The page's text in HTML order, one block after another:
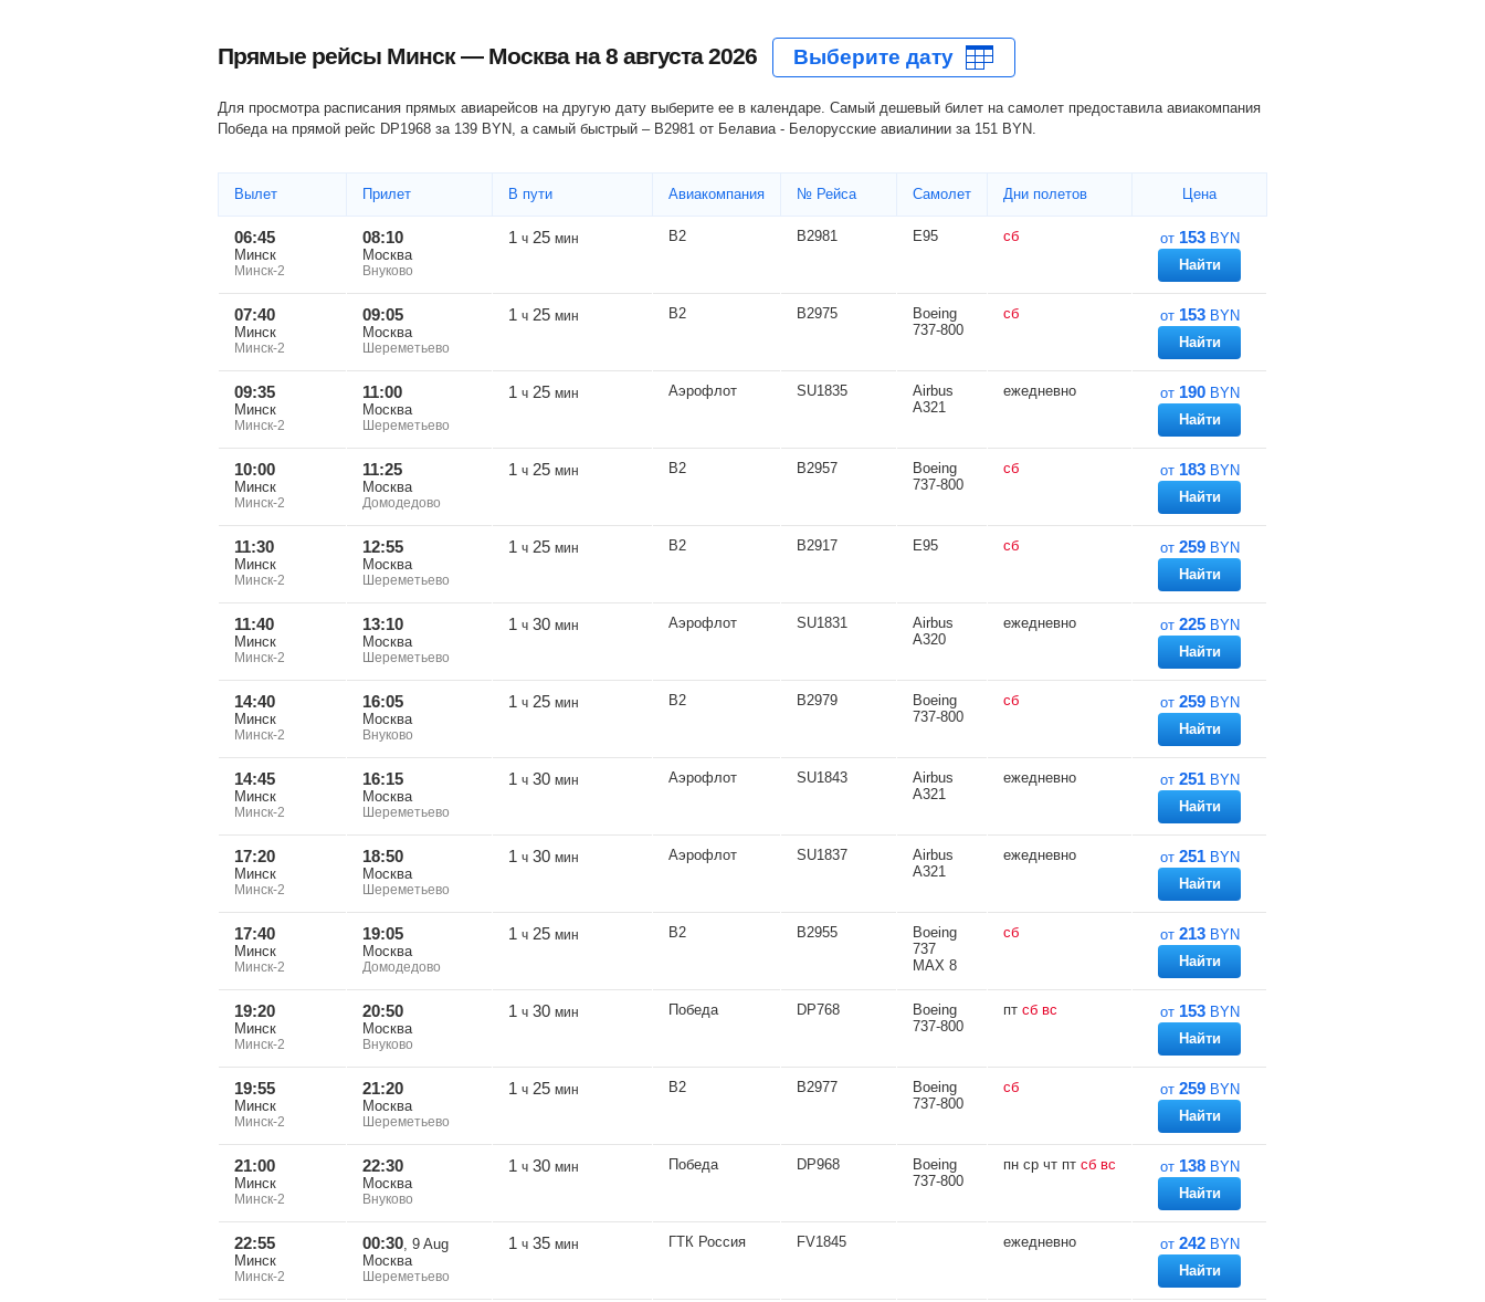
Прямые рейсы Минск — Москва на8 августа 2026
Для просмотра расписания прямых авиарейсов на другую дату выберите ее в календаре. Самый дешевый билет на самолет предоставила авиакомпания
Победа на прямой рейс DP1968 за 139 BYN, а самый быстрый – B2981 от Белавиа - Белорусские авиалинии за 151 BYN.
Вылет Прилет В пути Авиакомпания № Рейса Самолет Дни полетов Цена
06:45
Минск
Минск-2
08:10
Москва
Внуково
1 ч 25 мин В2 В2981 Е95 сб от 153 BYN
Найти
07:40
Минск
Минск-2
09:05
Москва
Шереметьево
1 ч 25 мин В2 В2975
Boeing
737-800
сб от 153 BYN
Найти
09:35
Минск
Минск-2
11:00
Москва
Шереметьево
1 ч 25 мин Аэрофлот SU1835
Airbus
A321
ежедневно от 190 BYN
Найти
10:00
Минск
Минск-2
11:25
Москва
Домодедово
1 ч 25 мин В2 В2957
Boeing
737-800
сб от 183 BYN
Найти
11:30
Минск
Минск-2
12:55
Москва
Шереметьево
1 ч 25 мин В2 В2917 Е95 сб от 259 BYN
Найти
11:40
Минск
Минск-2
13:10
Москва
Шереметьево
1 ч 30 мин Аэрофлот SU1831
Airbus
A320
ежедневно от 225 BYN
Найти
14:40
Минск
Минск-2
16:05
Москва
Внуково
1 ч 25 мин В2 В2979
Boeing
737-800
сб от 259 BYN
Найти
14:45
Минск
Минск-2
16:15
Москва
Шереметьево
1 ч 30 мин Аэрофлот SU1843
Airbus
A321
ежедневно от 251 BYN
Найти
17:20
Минск
Минск-2
18:50
Москва
Шереметьево
1 ч 30 мин Аэрофлот SU1837
Airbus
A321
ежедневно от 251 BYN
Найти
17:40
Минск
Минск-2
19:05
Москва
Домодедово
1 ч 25 мин В2 В2955
Boeing
737
MAX 8
сб от 213 BYN
Найти
19:20
Минск
Минск-2
20:50
Москва
Внуково
1 ч 30 мин Победа DP768
Boeing
737-800
пт сб вс от 153 BYN
Найти
19:55
Минск
Минск-2
21:20
Москва
Шереметьево
1 ч 25 мин В2 В2977
Boeing
737-800
сб от 259 BYN
Найти
21:00
Минск
Минск-2
22:30
Москва
Внуково
1 ч 30 мин Победа DP968
Boeing
737-800
пн ср чт пт сб вс от 138 BYN
Найти
22:55
Минск
Минск-2
00:30, 9 Aug
Москва
Шереметьево
1 ч 35 мин ГТК Россия FV1845 ежедневно от 242 BYN
Найти